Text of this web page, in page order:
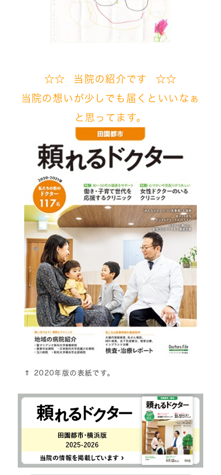
☆☆ 当院の紹介です ☆☆
当院の想いが少しでも届くといいなぁ
と 思ってます。
⇑ 2020年版の表紙です。